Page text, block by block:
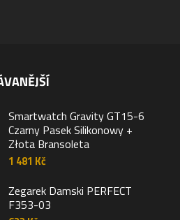
Smartwatch Gravity GT15-6
Czarny Pasek Silikonowy +
Złota Bransoleta
1 481 Kč
Zegarek Damski PERFECT
F353-03